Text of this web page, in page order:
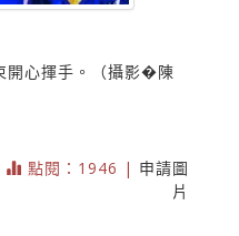
開心揮手。（攝影�陳
點閱：1946 | 申請圖
片